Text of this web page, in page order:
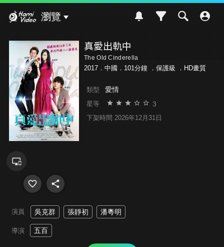
瀏覽
真愛出軌中
The Old Cinderella
2017．中國．101分鐘 ． 保護級 ．HD畫質
類型 愛情
星等 3
下架時間 2026年12月31日
演員 吳克群 張靜初 潘粵明
導演 五百